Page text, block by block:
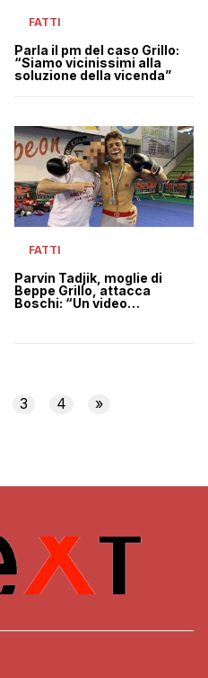
FATTI
Parla il pm del caso Grillo:
“Siamo vicinissimi alla
soluzione della vicenda”
FATTI
Parvin Tadjik, moglie di
Beppe Grillo, attacca
Boschi: “Un video
3 4 »